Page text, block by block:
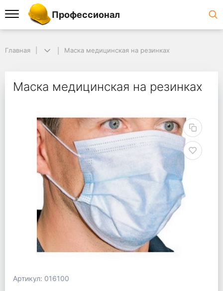
Профессионал
Главная Маска медицинская на резинках
Маска медицинская на резинках
Артикул: 016100